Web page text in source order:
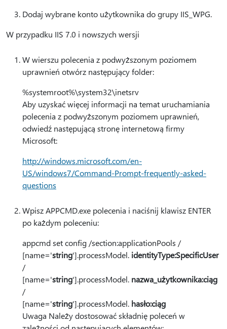
Dodaj wybrane konto użytkownika do grupy IIS_WPG.
W przypadku IIS 7.0 i nowszych wersji
W wierszu polecenia z podwyższonym poziomem
uprawnień otwórz następujący folder:
%systemroot%\system32\inetsrv
Aby uzyskać więcej informacji na temat uruchamiania
polecenia z podwyższonym poziomem uprawnień,
odwiedź następującą stronę internetową firmy
Microsoft:
http://windows.microsoft.com/en-
US/windows7/Command-Prompt-frequently-asked-
questions
Wpisz APPCMD.exe polecenia i naciśnij klawisz ENTER
po każdym poleceniu:
appcmd set config /section:applicationPools /
[name='string'].processModel. identityType:SpecificUser
/
[name='string'].processModel. nazwa_użytkownika:ciąg
/
[name='string'].processModel. hasło:ciąg
Uwaga Należy dostosować składnię poleceń w